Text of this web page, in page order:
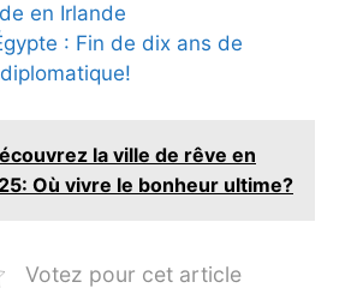
en Irlande
: Fin de dix ans de
la ville de rêve en
Où vivre le bonheur ultime?
Votez pour cet article